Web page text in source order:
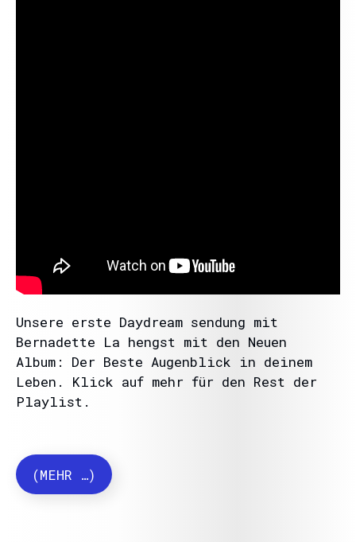
Unsere erste Daydream sendung mit
Bernadette La hengst mit den Neuen
Album: Der Beste Augenblick in deinem
Leben. Klick auf mehr für den Rest der
Playlist.
(MEHR …)